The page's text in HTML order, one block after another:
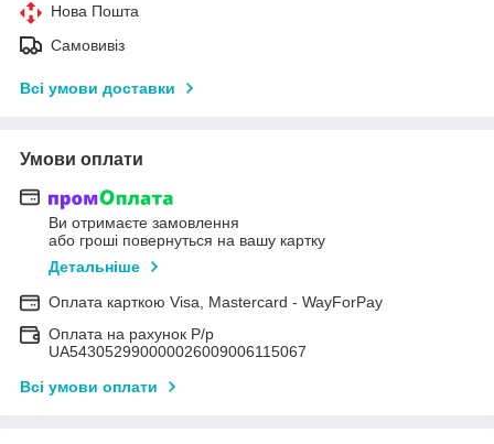
Нова Пошта
Самовивіз
Всі умови доставки
Умови оплати
Ви отримаєте замовлення
або гроші повернуться на вашу картку
Детальніше
Оплата карткою Visa, Mastercard - WayForPay
Оплата на рахунок Р/р
UA543052990000026009006115067
Всі умови оплати